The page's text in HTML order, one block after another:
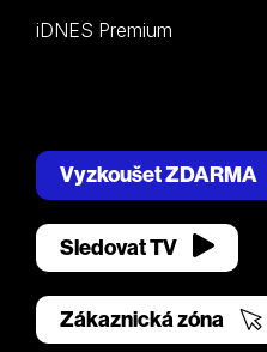
iDNES Premium
Vyzkoušet ZDARMA
Sledovat TV
Zákaznická zóna